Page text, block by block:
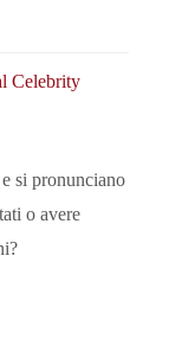
Celebrity
si pronunciano
o avere